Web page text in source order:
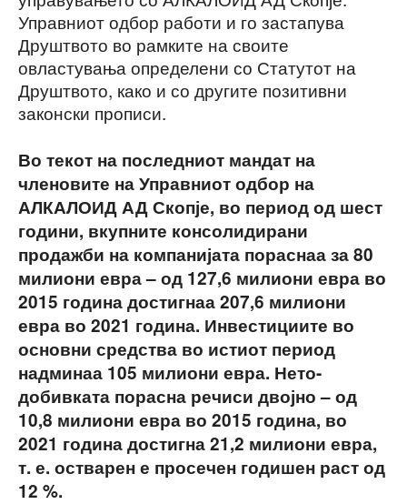
Управниот одбор работи и го застапува
Друштвото во рамките на своите
овластувања определени со Статутот на
Друштвото, како и со другите позитивни
законски прописи.
Во текот на последниот мандат на
членовите на Управниот одбор на
АЛКАЛОИД АД Скопје, во период од шест
години, вкупните консолидирани
продажби на компанијата пораснаа за 80
милиони евра – од 127,6 милиони евра во
2015 година достигнаа 207,6 милиони
евра во 2021 година. Инвестициите во
основни средства во истиот период
надминаа 105 милиони евра. Нето-
добивката порасна речиси двојно – од
10,8 милиони евра во 2015 година, во
2021 година достигна 21,2 милиони евра,
т. е. остварен е просечен годишен раст од
12 %.